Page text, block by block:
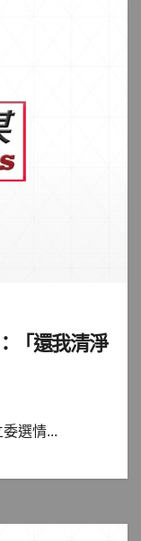
「還我清淨
選情...